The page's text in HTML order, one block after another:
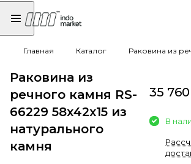
Главная Каталог Раковина из
Раковина из
речного камня RS-
66229 58х42х15 из
натурального
камня
35
В